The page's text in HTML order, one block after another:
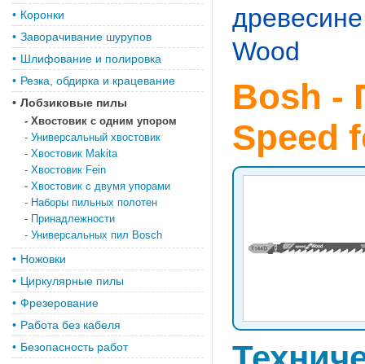
• Коронки
• Заворачивание шурупов
• Шлифование и полировка
• Резка, обдирка и крацевание
• Лобзиковые пилы
- Хвостовик с одним упором
- Универсальный хвостовик
- Хвостовик Makita
- Хвостовик Fein
- Хвостовик с двумя упорами
- Наборы пильных полотен
- Принадлежности
- Универсальных пил Bosch
• Ножовки
• Циркулярные пилы
• Фрезерование
• Работа без кабеля
• Безопасность работ
древесине
Wood
Bosh -
Speed